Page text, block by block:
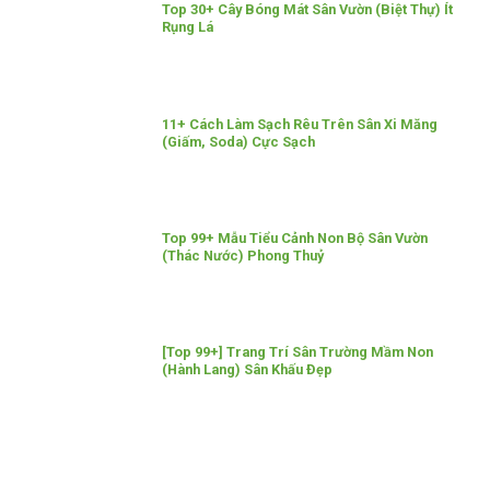
Top 30+ Cây Bóng Mát Sân Vườn (Biệt Thự) Ít
Rụng Lá
11+ Cách Làm Sạch Rêu Trên Sân Xi Măng
(Giấm, Soda) Cực Sạch
Top 99+ Mẫu Tiểu Cảnh Non Bộ Sân Vườn
(Thác Nước) Phong Thuỷ
[Top 99+] Trang Trí Sân Trường Mầm Non
(Hành Lang) Sân Khấu Đẹp